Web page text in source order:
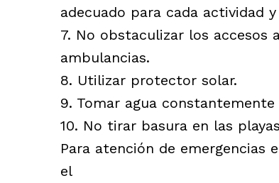
adecuado para cada actividad
7. No obstaculizar los accesos
ambulancias.
8. Utilizar protector solar.
9. Tomar agua
10. No tirar basura en las
Para atención de emergencias
el